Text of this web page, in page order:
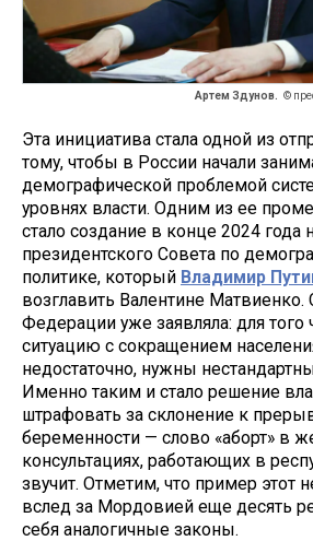
Артем Здунов. ©
Эта инициатива стала одной из
тому, чтобы в России начали
демографической проблемой
уровнях власти. Одним из ее
стало создание в конце 2024 года
президентского Совета по
политике, который Владимир
возглавить Валентине Матвиенко.
Федерации уже заявляла: для
ситуацию с сокращением
недостаточно, нужны
Именно таким и стало решение
штрафовать за склонение к
беременности — слово «аборт» в
консультациях, работающих в
звучит. Отметим, что пример этот
вслед за Мордовией еще десять
себя аналогичные законы.